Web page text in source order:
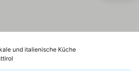
und italienische KüchePreise sehen
sehen